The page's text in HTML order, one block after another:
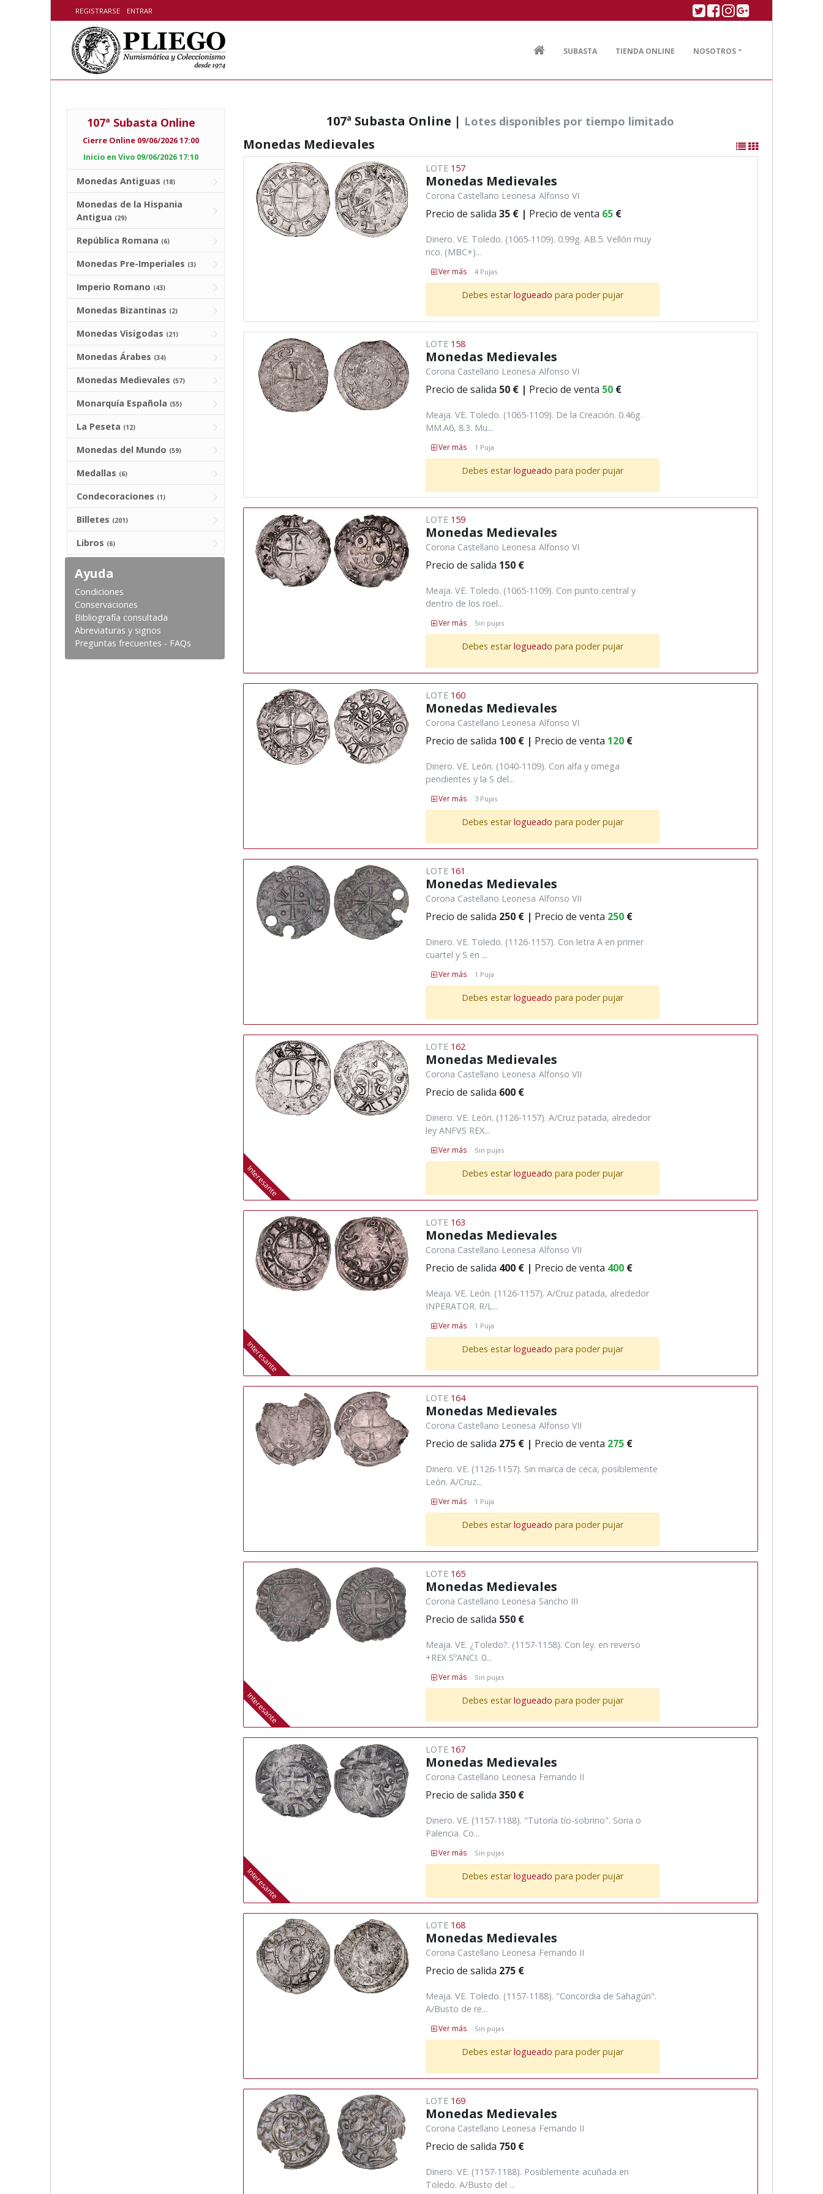
REGISTRARSE ENTRAR Twitter
Facebook
Linkedin
Google plus
SUBASTA TIENDA ONLINE NOSOTROS
107ª Subasta Online
Cierre Online 09/06/2026 17:00
Inicio en Vivo 09/06/2026 17:10
Monedas Antiguas (18)
Monedas de la Hispania
Antigua (29)
República Romana (6)
Monedas Pre-Imperiales (3)
Imperio Romano (43)
Monedas Bizantinas (2)
Monedas Visigodas (21)
Monedas Árabes (34)
Monedas Medievales (57)
Monarquía Española (55)
La Peseta (12)
Monedas del Mundo (59)
Medallas (6)
Condecoraciones (1)
Billetes (201)
Libros (6)
Ayuda
Condiciones
Conservaciones
Bibliografía consultada
Abreviaturas y signos
Preguntas frecuentes - FAQs
107ª Subasta Online | Lotes disponibles por tiempo limitado
Monedas Medievales
LOTE157
Monedas Medievales
Corona Castellano Leonesa Alfonso VI
Precio de salida 35 € | Precio de venta 65€
Dinero. VE. Toledo. (1065-1109). 0.99g. AB.5. Vellón muy
rico. (MBC+)...
Ver más 4 Pujas
Debes estarlogueado para poder pujar
LOTE158
Monedas Medievales
Corona Castellano Leonesa Alfonso VI
Precio de salida 50 € | Precio de venta 50€
Meaja. VE. Toledo. (1065-1109). De la Creación. 0.46g.
MM.A6, 8.3. Mu...
Ver más 1 Puja
Debes estarlogueado para poder pujar
LOTE159
Monedas Medievales
Corona Castellano Leonesa Alfonso VI
Precio de salida 150 €
Meaja. VE. Toledo. (1065-1109). Con punto central y
dentro de los roel...
Ver más Sin pujas
Debes estarlogueado para poder pujar
LOTE160
Monedas Medievales
Corona Castellano Leonesa Alfonso VI
Precio de salida 100 € | Precio de venta 120€
Dinero. VE. León. (1040-1109). Con alfa y omega
pendientes y la S del...
Ver más 3 Pujas
Debes estarlogueado para poder pujar
LOTE161
Monedas Medievales
Corona Castellano Leonesa Alfonso VII
Precio de salida 250 € | Precio de venta 250€
Dinero. VE. Toledo. (1126-1157). Con letra A en primer
cuartel y S en ...
Ver más 1 Puja
Debes estarlogueado para poder pujar
Interesante
LOTE162
Monedas Medievales
Corona Castellano Leonesa Alfonso VII
Precio de salida 600 €
Dinero. VE. León. (1126-1157). A/Cruz patada, alrededor
ley ANFVS REX...
Ver más Sin pujas
Debes estarlogueado para poder pujar
Interesante
LOTE163
Monedas Medievales
Corona Castellano Leonesa Alfonso VII
Precio de salida 400 € | Precio de venta 400€
Meaja. VE. León. (1126-1157). A/Cruz patada, alrededor
INPERATOR. R/L...
Ver más 1 Puja
Debes estarlogueado para poder pujar
LOTE164
Monedas Medievales
Corona Castellano Leonesa Alfonso VII
Precio de salida 275 € | Precio de venta 275€
Dinero. VE. (1126-1157). Sin marca de ceca, posiblemente
León. A/Cruz...
Ver más 1 Puja
Debes estarlogueado para poder pujar
Interesante
LOTE165
Monedas Medievales
Corona Castellano Leonesa Sancho III
Precio de salida 550 €
Meaja. VE. ¿Toledo?. (1157-1158). Con ley. en reverso
+REX SºANCI. 0...
Ver más Sin pujas
Debes estarlogueado para poder pujar
Interesante
LOTE167
Monedas Medievales
Corona Castellano Leonesa Fernando II
Precio de salida 350 €
Dinero. VE. (1157-1188). "Tutoría tío-sobrino". Soria o
Palencia. Co...
Ver más Sin pujas
Debes estarlogueado para poder pujar
LOTE168
Monedas Medievales
Corona Castellano Leonesa Fernando II
Precio de salida 275 €
Meaja. VE. Toledo. (1157-1188). "Concordia de Sahagún".
A/Busto de re...
Ver más Sin pujas
Debes estarlogueado para poder pujar
LOTE169
Monedas Medievales
Corona Castellano Leonesa Fernando II
Precio de salida 750 €
Dinero. VE. (1157-1188). Posiblemente acuñada en
Toledo. A/Busto del ...